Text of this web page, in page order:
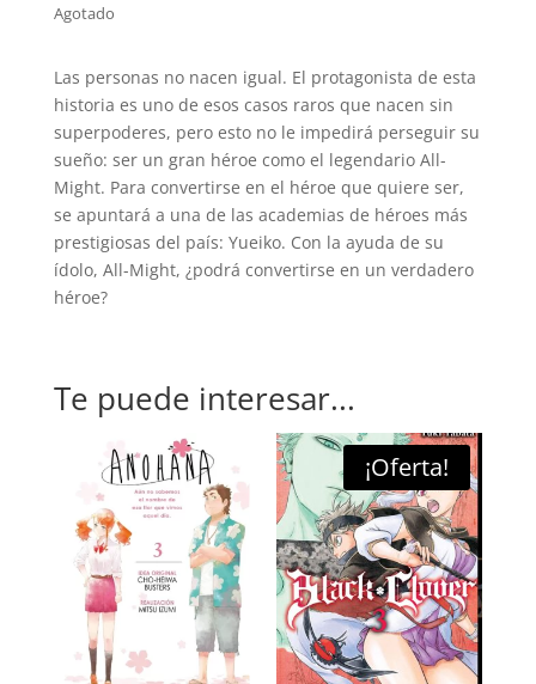
Agotado
Las personas no nacen igual. El protagonista de esta
historia es uno de esos casos raros que nacen sin
superpoderes, pero esto no le impedirá perseguir su
sueño: ser un gran héroe como el legendario All-
Might. Para convertirse en el héroe que quiere ser,
se apuntará a una de las academias de héroes más
prestigiosas del país: Yueiko. Con la ayuda de su
ídolo, All-Might, ¿podrá convertirse en un verdadero
héroe?
Te puede interesar...
¡Oferta!